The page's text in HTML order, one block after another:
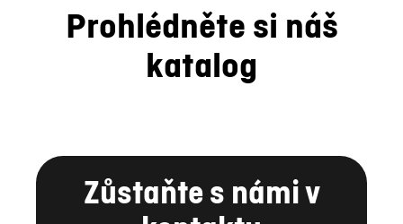
Prohlédněte si náš
katalog
Zůstaňte s námi v